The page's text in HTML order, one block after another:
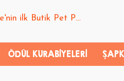
ÖDÜL KURABİYELERİ